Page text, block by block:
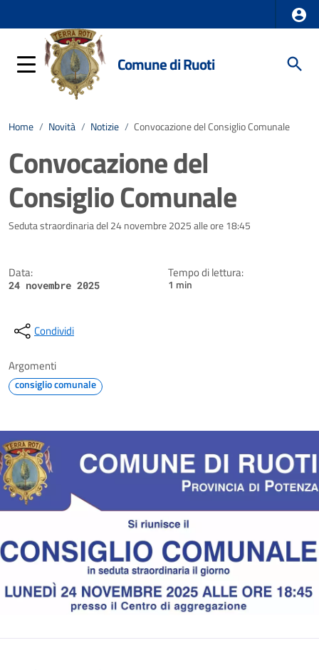
Comune di Ruoti
Home / Novità / Notizie / Convocazione del Consiglio Comunale
Convocazione del
Consiglio Comunale
Dettagli della notizia
Seduta straordinaria del 24 novembre 2025 alle ore 18:45
Data:
24 novembre 2025
Tempo di lettura:
1 min
Condividi
Argomenti
consiglio comunale